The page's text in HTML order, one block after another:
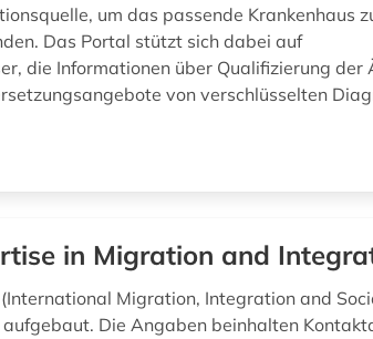
um das passende Krankenhaus
Das Portal stützt sich dabei auf
die Informationen über Qualifizierung der
von verschlüsselten
in Migration and
Migration, Integration and
aufgebaut. Die Angaben beinhalten